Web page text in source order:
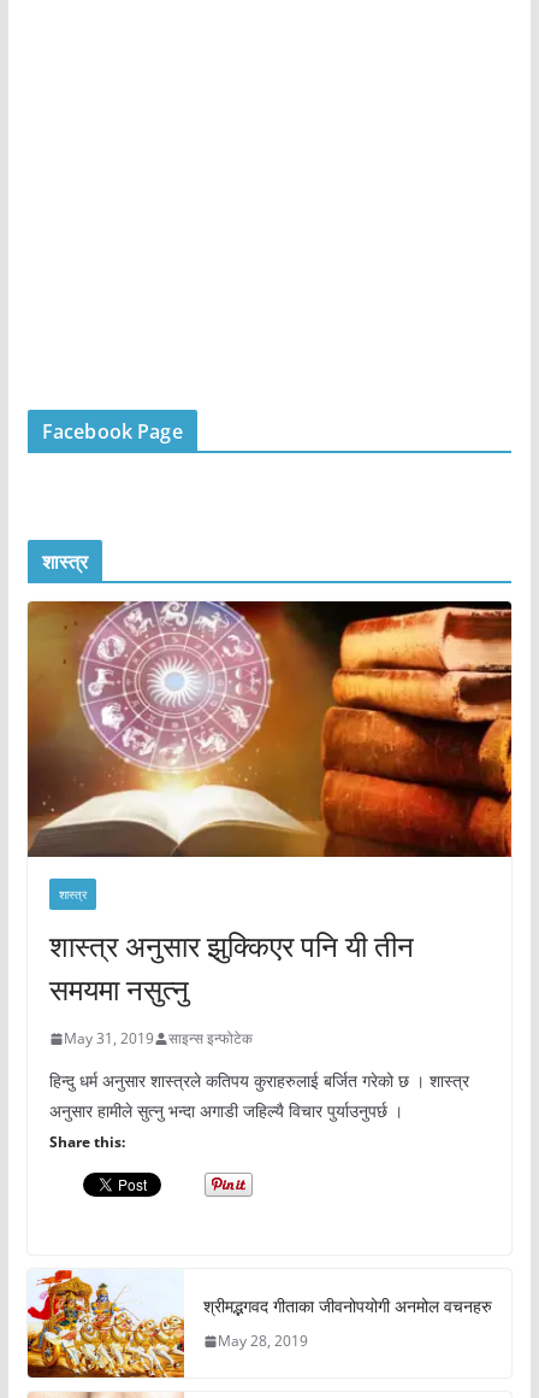
Facebook Page
शास्त्र
शास्त्र
शास्त्र अनुसार झुक्किएर पनि यी तीन
समयमा नसुत्नु
May 31, 2019 साइन्स इन्फोटेक
हिन्दु धर्म अनुसार शास्त्रले कतिपय कुराहरुलाई बर्जित गरेको छ । शास्त्र
अनुसार हामीले सुत्नु भन्दा अगाडी जहिल्यै विचार पुर्याउनुपर्छ ।
Share this:
श्रीमद्भगवद गीताका जीवनोपयोगी अनमोल वचनहरु
May 28, 2019